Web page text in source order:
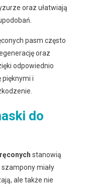
oraz ułatwiają
pasm często
oraz
odpowiednio
i
do
stanowią
miały
ale także nie